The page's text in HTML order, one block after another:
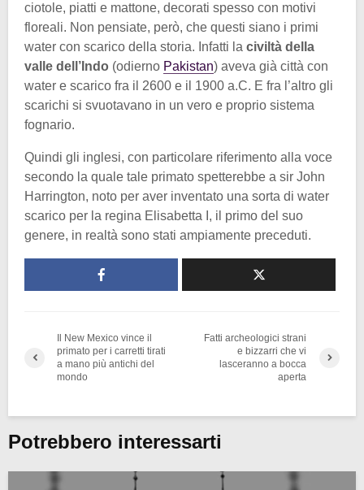
ciotole, piatti e mattone, decorati spesso con motivi
floreali. Non pensiate, però, che questi siano i primi
water con scarico della storia. Infatti la civiltà della
valle dell’Indo (odierno Pakistan) aveva già città con
water e scarico fra il 2600 e il 1900 a.C. E fra l’altro gli
scarichi si svuotavano in un vero e proprio sistema
fognario.
Quindi gli inglesi, con particolare riferimento alla voce
secondo la quale tale primato spetterebbe a sir John
Harrington, noto per aver inventato una sorta di water
scarico per la regina Elisabetta I, il primo del suo
genere, in realtà sono stati ampiamente preceduti.
Il New Mexico vince il
primato per i carretti tirati
a mano più antichi del
mondo
Fatti archeologici strani
e bizzarri che vi
lasceranno a bocca
aperta
Potrebbero interessarti